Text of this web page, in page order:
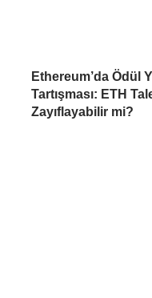
Ethereum’da Ödül
Tartışması: ETH
Zayıflayabilir mi?